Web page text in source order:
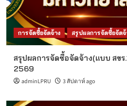
การจัดซื้อจัดจ้าง สรุปผลการจัดซื้อจัดจ้
สรุปผลการจัดซื้อจัดจ้าง(แบบ สข
2569
adminLPRU 3 สัปดาห์ ago